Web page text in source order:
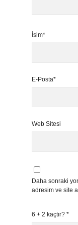
İsim*
E-Posta*
Web Sitesi
Daha sonraki
adresim ve site
6 + 2 kaçtır? *